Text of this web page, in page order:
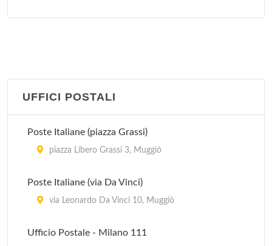
piazza Giuseppe Garibaldi 10, Melzo
UFFICI POSTALI
Poste Italiane (piazza Grassi)
piazza Libero Grassi 3, Muggiò
Poste Italiane (via Da Vinci)
via Leonardo Da Vinci 10, Muggiò
Ufficio Postale - Milano 111